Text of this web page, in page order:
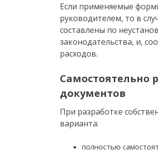
Если применяемые
руководителем, то в
составлены по
законодательства, и,
расходов.
Самостоятельно
документов
При разработке
варианта:
полностью